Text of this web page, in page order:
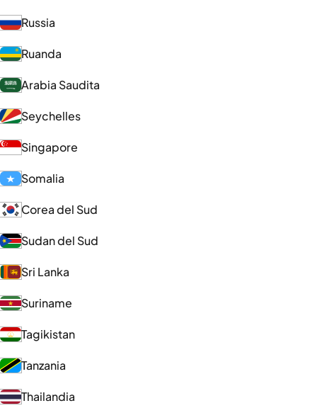
Russia
Ruanda
Arabia Saudita
Seychelles
Singapore
Somalia
Corea del Sud
Sudan del Sud
Sri Lanka
Suriname
Tagikistan
Tanzania
Thailandia